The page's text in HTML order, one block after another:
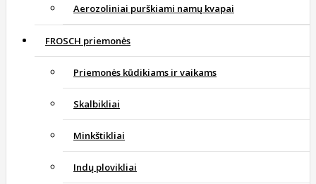
Aerozoliniai purškiami namų kvapai
FROSCH priemonės
Priemonės kūdikiams ir vaikams
Skalbikliai
Minkštikliai
Indų plovikliai